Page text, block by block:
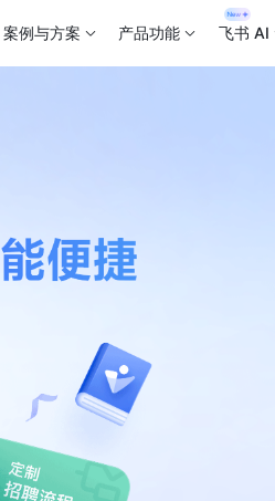
案例与方案 产品功能 飞书 AI